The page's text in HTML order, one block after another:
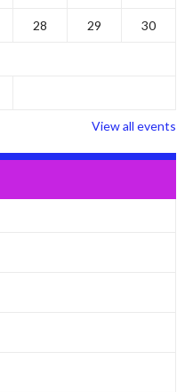
28 29 30
View all events